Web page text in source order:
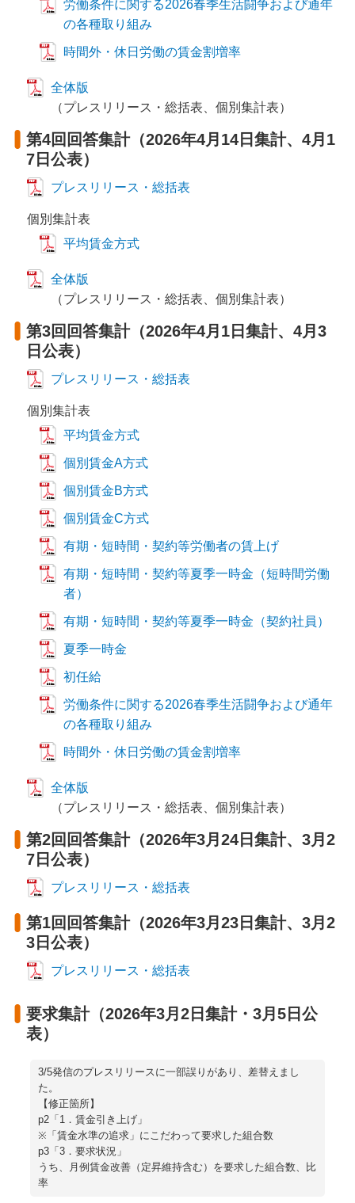
労働条件に関する2026春季生活闘争および通年
の各種取り組み
時間外・休日労働の賃金割増率
全体版
（プレスリリース・総括表、個別集計表）
第4回回答集計（2026年4月14日集計、4月1
7日公表）
プレスリリース・総括表
個別集計表
平均賃金方式
全体版
（プレスリリース・総括表、個別集計表）
第3回回答集計（2026年4月1日集計、4月3
日公表）
プレスリリース・総括表
個別集計表
平均賃金方式
個別賃金A方式
個別賃金B方式
個別賃金C方式
有期・短時間・契約等労働者の賃上げ
有期・短時間・契約等夏季一時金（短時間労働
者）
有期・短時間・契約等夏季一時金（契約社員）
夏季一時金
初任給
労働条件に関する2026春季生活闘争および通年
の各種取り組み
時間外・休日労働の賃金割増率
全体版
（プレスリリース・総括表、個別集計表）
第2回回答集計（2026年3月24日集計、3月2
7日公表）
プレスリリース・総括表
第1回回答集計（2026年3月23日集計、3月2
3日公表）
プレスリリース・総括表
要求集計（2026年3月2日集計・3月5日公
表）
3/5発信のプレスリリースに一部誤りがあり、差替えまし
た。
【修正箇所】
p2「1．賃金引き上げ」
※「賃金水準の追求」にこだわって要求した組合数
p3「3．要求状況」
うち、月例賃金改善（定昇維持含む）を要求した組合数、比
率